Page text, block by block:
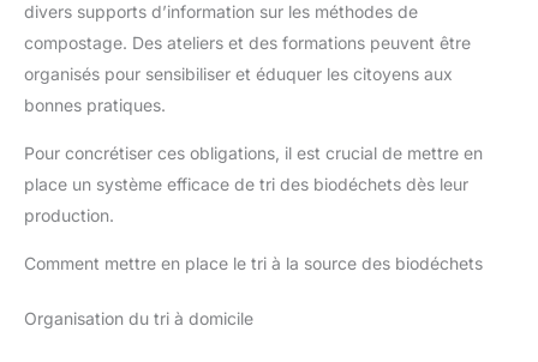
divers supports d’information sur les méthodes de
compostage. Des ateliers et des formations peuvent être
organisés pour sensibiliser et éduquer les citoyens aux
bonnes pratiques.
Pour concrétiser ces obligations, il est crucial de mettre en
place un système efficace de tri des biodéchets dès leur
production.
Comment mettre en place le tri à la source des biodéchets
Organisation du tri à domicile